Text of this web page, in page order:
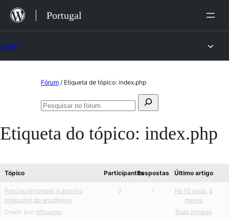
Saltar
para
Portugal
Fórum / Etiqueta de tópico: index.php
Pesquisar
Pesquisar
fórum
Etiqueta do tópico: index.php
Tópico ParticipantesRespostas Último artigo
Preciso renomear o arquivo
index.php do wordpress
Criado por: MDuartes
2 1
há 10 anos, 6
meses
Rudá Almeida